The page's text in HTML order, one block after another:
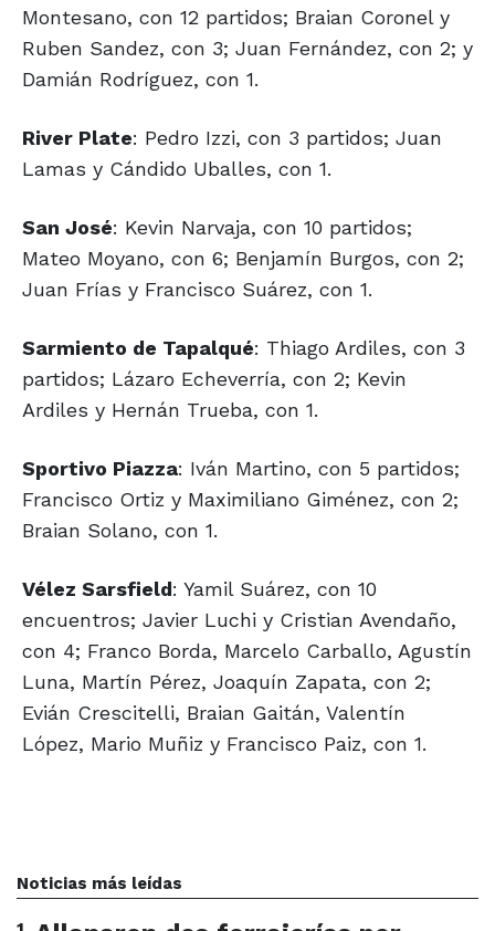
Montesano, con 12 partidos; Braian Coronel y
Ruben Sandez, con 3; Juan Fernández, con 2; y
Damián Rodríguez, con 1.
River Plate: Pedro Izzi, con 3 partidos; Juan
Lamas y Cándido Uballes, con 1.
San José: Kevin Narvaja, con 10 partidos;
Mateo Moyano, con 6; Benjamín Burgos, con 2;
Juan Frías y Francisco Suárez, con 1.
Sarmiento de Tapalqué: Thiago Ardiles, con 3
partidos; Lázaro Echeverría, con 2; Kevin
Ardiles y Hernán Trueba, con 1.
Sportivo Piazza: Iván Martino, con 5 partidos;
Francisco Ortiz y Maximiliano Giménez, con 2;
Braian Solano, con 1.
Vélez Sarsfield: Yamil Suárez, con 10
encuentros; Javier Luchi y Cristian Avendaño,
con 4; Franco Borda, Marcelo Carballo, Agustín
Luna, Martín Pérez, Joaquín Zapata, con 2;
Evián Crescitelli, Braian Gaitán, Valentín
López, Mario Muñiz y Francisco Paiz, con 1.
Noticias más leídas